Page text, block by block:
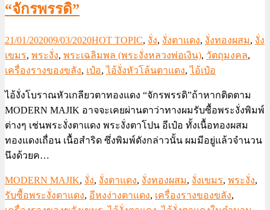
“จักรพรรดิ”
21/01/202009/03/2020HOT TOPIC, งั่ง, งั่งตาแดง, งั่งทองผสม, งั่ง
เขมร, พระงั่ง, พระเฉลิมพล (พระงั่งหลวงพ่อเงิน), วัตถุมงคล,
เครื่องรางของขลัง, เป๋อ,ไอ้งั่งหัวโล้นตาแดง,ไอ้เป๋อ
ไอ้งั่งโบราณหัวเกลียวตาทองแดง “จักรพรรดิ”ถ้าหากติดตาม
MODERN MAJIK อาจจะเคยผ่านตาว่าทางผมรับซื้อพระงั่งพิมพ์
ต่างๆ เช่นพระงั่งตาแดง พระงั่งตาโปน อีเป๋อ ทั้งเนื้อทองผสม
ทองแดงเถื่อน เนื้อสำริด ซึ่งพิมพ์ดังกล่าวนั้น ผมมีอยู่แล้วจำนวน
นึงด้วยค…
MODERN MAJIK, งั่ง, งั่งตาแดง, งั่งทองผสม, งั่งเขมร, พระงั่ง,
รับซื้อพระงั่งตาแดง, อีหงง่างตาแดง, เครื่องรางของขลัง,